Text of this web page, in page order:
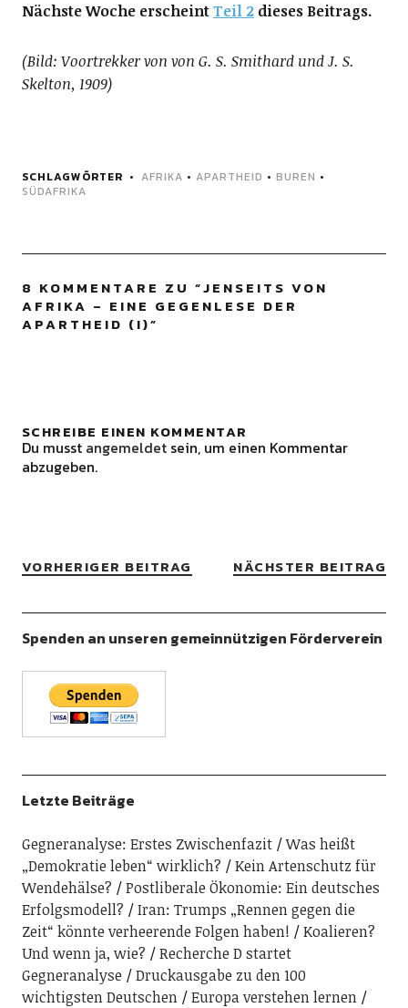
Nächste Woche erscheintTeil 2dieses Beitrags.
(Bild: Voortrekker von von G. S. Smithard und J. S.
Skelton, 1909)
SCHLAGWÖRTER AFRIKA • APARTHEID • BUREN •
SÜDAFRIKA
8 KOMMENTARE ZU “JENSEITS VON
AFRIKA – EINE GEGENLESE DER
APARTHEID (I)”
SCHREIBE EINEN KOMMENTAR
Du musst angemeldetsein, um einen Kommentar
abzugeben.
VORHERIGER BEITRAG NÄCHSTER BEITRAG
Spenden an unseren gemeinnützigen Förderverein
Letzte Beiträge
Gegneranalyse: Erstes Zwischenfazit
Was heißt
„Demokratie leben“ wirklich?
Kein Artenschutz für
Wendehälse?
Postliberale Ökonomie: Ein deutsches
Erfolgsmodell?
Iran: Trumps „Rennen gegen die
Zeit“ könnte verheerende Folgen haben!
Koalieren?
Und wenn ja, wie?
Recherche D startet
Gegneranalyse
Druckausgabe zu den 100
wichtigsten Deutschen
Europa verstehen lernen